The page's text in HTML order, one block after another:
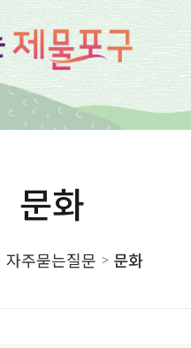
자료실
채용공고
문화
자주묻는질문 > 문화